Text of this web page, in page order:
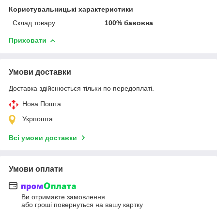
Користувальницькі характеристики
Склад товару
100% бавовна
Приховати
Умови доставки
Доставка здійснюється тільки по передоплаті.
Нова Пошта
Укрпошта
Всі умови доставки
Умови оплати
Ви отримаєте замовлення
або гроші повернуться на вашу картку